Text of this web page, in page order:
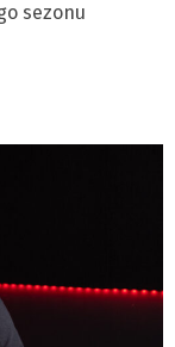
sezonu